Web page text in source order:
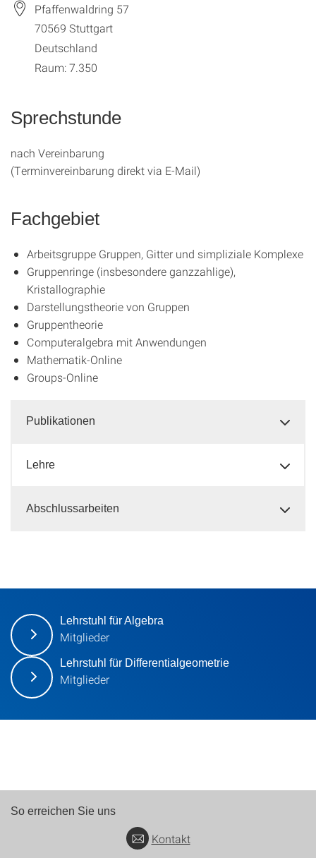
Pfaffenwaldring 57
70569 Stuttgart
Deutschland
Raum: 7.350
Sprechstunde
nach Vereinbarung
(Terminvereinbarung direkt via E-Mail)
Fachgebiet
Arbeitsgruppe Gruppen, Gitter und simpliziale Komplexe
Gruppenringe (insbesondere ganzzahlige),
Kristallographie
Darstellungstheorie von Gruppen
Gruppentheorie
Computeralgebra mit Anwendungen
Mathematik-Online
Groups-Online
Publikationen
Lehre
Abschlussarbeiten
Lehrstuhl für Algebra
Mitglieder
Lehrstuhl für Differentialgeometrie
Mitglieder
So erreichen Sie uns
Kontakt